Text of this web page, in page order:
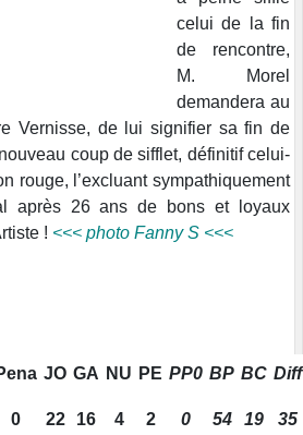
celui de la fin
de rencontre,
M. Morel
demandera au
Vernisse, de lui signifier sa fin de
coup de sifflet, définitif celui-
rouge, l’excluant sympathiquement
après 26 ans de bons et loyaux
! <<< photo Fanny S <<<
JO GA NU PE PP0 BP BC Diff
0 22 16 4 2 0 54 19 35